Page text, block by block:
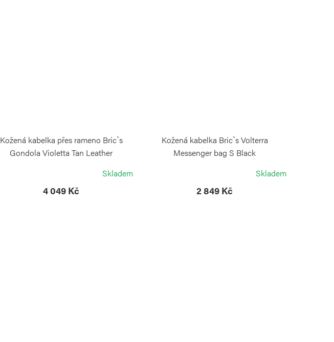
Kožená kabelka přes rameno Bric`s
Gondola Violetta Tan Leather
Skladem
4 049 Kč
Kožená kabelka Bric`s Volterra
Messenger bag S Black
Skladem
2 849 Kč